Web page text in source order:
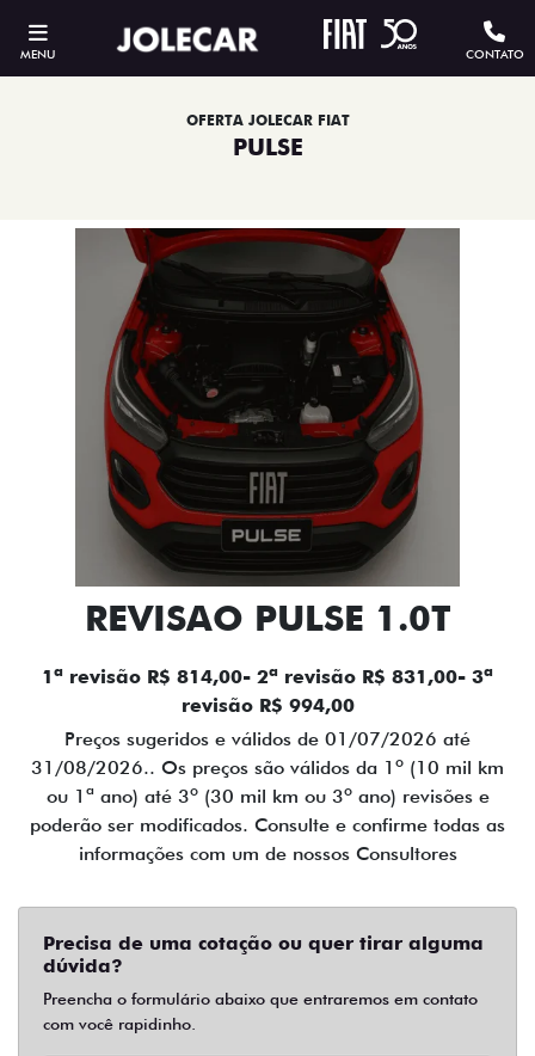
MENU CONTATO
OFERTA JOLECAR FIAT
PULSE
REVISAO PULSE 1.0T
1ª revisão R$ 814,00- 2ª revisão R$ 831,00- 3ª
revisão R$ 994,00
Preços sugeridos e válidos de 01/07/2026 até
31/08/2026.. Os preços são válidos da 1º (10 mil km
ou 1ª ano) até 3º (30 mil km ou 3º ano) revisões e
poderão ser modificados. Consulte e confirme todas as
informações com um de nossos Consultores
Precisa de uma cotação ou quer tirar alguma
dúvida?
Preencha o formulário abaixo que entraremos em contato
com você rapidinho.